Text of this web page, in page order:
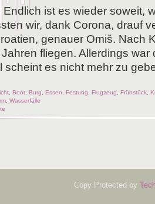
ist es wie­der soweit,
wir, dank Coro­na, drauf
genau­er Omiš. Nach
flie­gen. Aller­dings
scheint es nicht mehr zu
Boot Burg Essen Festung Flugzeug Frühstück
Wasserfälle
Copy Protected by